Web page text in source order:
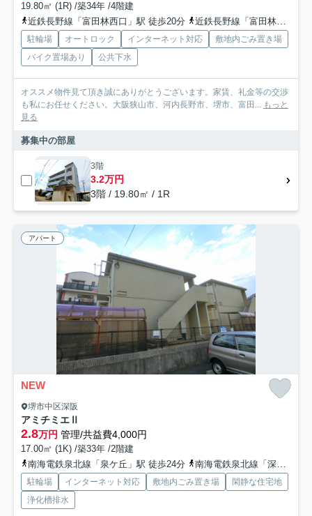
19.80㎡ (1R) /築34年 /4階建
近鉄長野線「富田林西口」駅 徒歩20分
近鉄長野線「富田林」駅 徒歩18分
駐輪場 オートロック インターネット対応
敷地内ごみ置き場
バイク置場あり
公共下水
オススメ物件見て頂き誠にありがとうございます。家賃、礼金等の交渉
も私にお任せください。大阪狭山市、河内長野市、堺市、富田... もっと
見る
募集中の部屋
3階
3.2万円
3階 / 19.80㎡ / 1R
アパート
NEW
堺市中区深阪
アミチミエⅡ
2.8万円 管理/共益費4,000円
17.00㎡ (1K) /築33年 /2階建
南海電鉄泉北線「泉ケ丘」駅 徒歩24分
南海電鉄泉北線「深井」駅 徒歩34分
駐輪場 インターネット対応 敷地内ごみ置き場
閑静な住宅地
浄化槽排水